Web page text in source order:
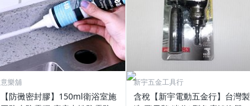
意樂舖
【防黴密封膠】150ml衛浴室施
新宇五金工具行
含稅【新宇電動五金行】台灣製